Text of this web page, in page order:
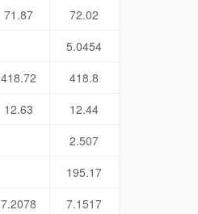
71.87
72.02
5.0454
418.72
418.8
12.63
12.44
2.507
195.17
7.2078
7.1517